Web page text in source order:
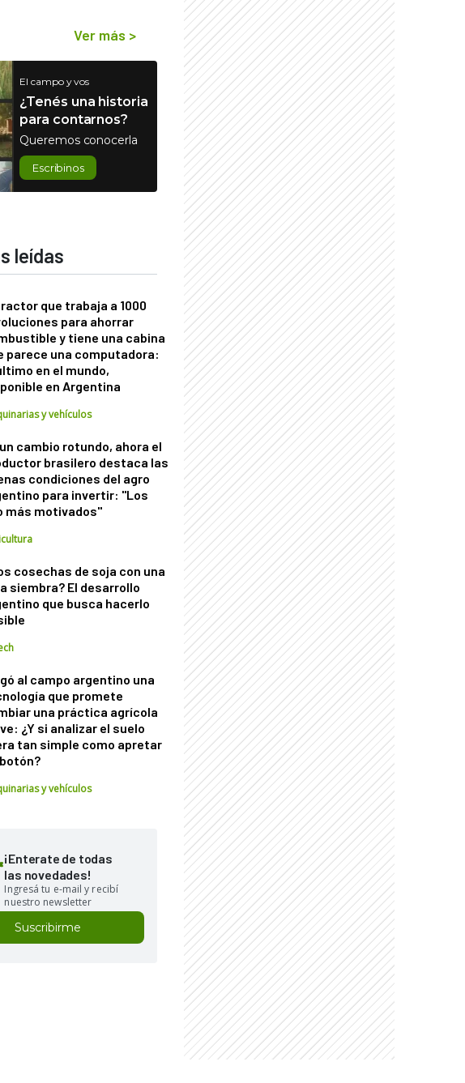
Ver más >
El campo y vos
¿Tenés una historia
para contarnos?
Queremos conocerla
Escribinos
leídas
que trabaja a 1000
para ahorrar
y tiene una cabina
parece una computadora:
en el mundo,
en Argentina
y vehículos
cambio rotundo, ahora el
brasilero destaca las
condiciones del agro
para invertir: "Los
más motivados"
cosechas de soja con una
siembra? El desarrollo
que busca hacerlo
al campo argentino una
que promete
una práctica agrícola
¿Y si analizar el suelo
tan simple como apretar
y vehículos
¡Enterate de todas
las novedades!
Ingresá tu e-mail y recibí
nuestro newsletter
Suscribirme